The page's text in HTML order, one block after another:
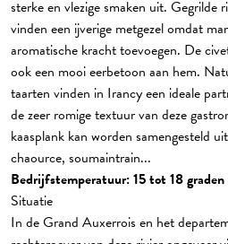
sterke en vlezige smaken uit. Gegrilde
vinden een ijverige metgezel omdat
aromatische kracht toevoegen. De
ook een mooi eerbetoon aan hem.
taarten vinden in Irancy een ideale
de zeer romige textuur van deze
kaasplank kan worden samengesteld
chaource, soumaintrain...
Bedrijfstemperatuur: 15 tot 18
Situatie
In de Grand Auxerrois en het